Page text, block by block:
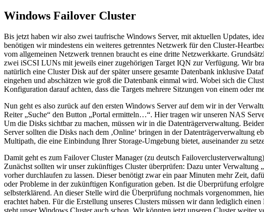
Windows Failover Cluster
Bis jetzt haben wir also zwei taufrische Windows Server, mit aktuellen Updates,
benötigen wir mindestens ein weiteres getrenntes Netzwerk für den Cluster-
vom allgemeinen Netzwerk trennen braucht es eine dritte Netzwerkkarte.
zwei iSCSI LUNs mit jeweils einer zugehörigen Target IQN zur Verfügung. Wir
natürlich eine Cluster Disk auf der später unsere gesamte Datenbank inklusive
eingehen und abschätzen wie groß die Datenbank einmal wird. Wobei sich die
Konfiguration darauf achten, dass die Targets mehrere Sitzungen von einem oder
Nun geht es also zurück auf den ersten Windows Server auf dem wir in der
Reiter „Suche“ den Button „Portal ermitteln…“. Hier tragen wir unseren NAS
Um die Disks sichtbar zu machen, müssen wir in die Datenträgerverwaltung.
Server sollten die Disks nach dem ‚Online‘ bringen in der
Multipath, die eine Einbindung Ihrer Storage-Umgebung bietet, auseinander zu
Damit geht es zum Failover Cluster Manager (zu deutsch
Zunächst sollten wir unser zukünftiges Cluster überprüfen: Dazu unter
vorher durchlaufen zu lassen. Dieser benötigt zwar ein paar Minuten mehr Zeit,
oder Probleme in der zukünftigen Konfiguration geben. Ist die Überprüfung
selbsterklärend. An dieser Stelle wird die Überprüfung nochmals vorgenommen,
erachtet haben. Für die Erstellung unseres Clusters müssen wir dann lediglich
steht unser Windows Cluster auch schon. Wir könnten jetzt unseren Cluster